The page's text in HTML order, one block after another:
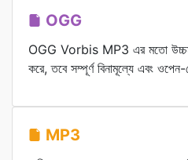
OGG
OGG Vorbis MP3 এর মতো
করে, তবে সম্পূর্ণ বিনামূল্যে এবং ওপেন-
MP3